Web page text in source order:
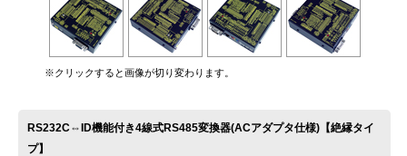
※クリックすると画像が切り変わります。
RS232C⇔ID機能付き4線式RS485変換器(ACアダプタ仕様)【絶縁タイ
プ】